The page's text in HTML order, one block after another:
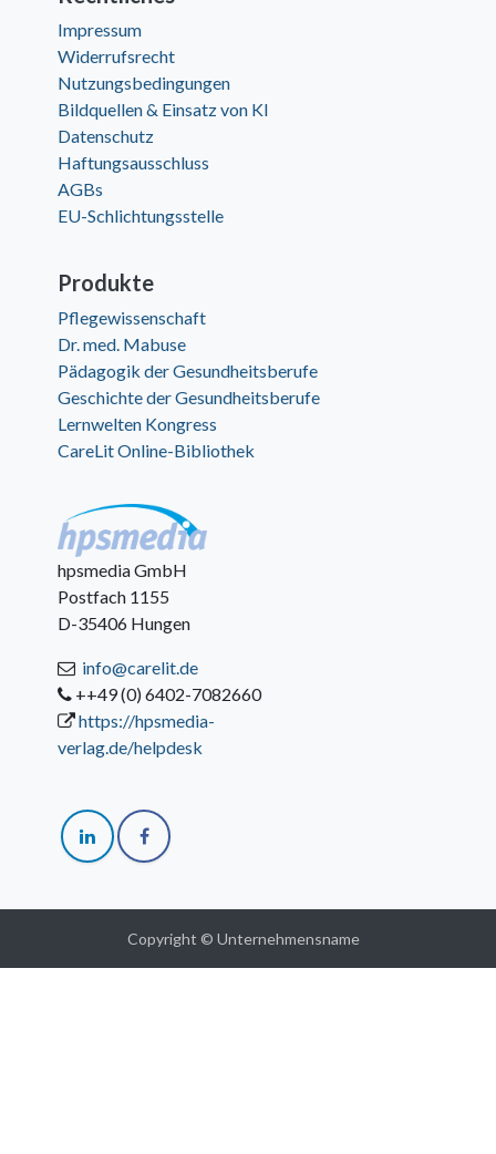
Impressum
Widerrufsrecht
Nutzungsbedingungen
Bildquellen & Einsatz von KI
Datenschutz
Haftungsausschluss
AGBs
EU-Schlichtungsstelle
Produkte
Pflegewissenschaft
Dr. med. Mabuse
Pädagogik der Gesundheitsberufe
Geschichte der Gesundheitsberufe
Lernwelten Kongress
CareLit Online-Bibliothek
hpsmedia GmbH
Postfach 1155
D-35406 Hungen
info@carelit.de
++49 (0) 6402-7082660
https://hpsmedia-
verlag.de/helpdesk
Copyright © Unternehmensname